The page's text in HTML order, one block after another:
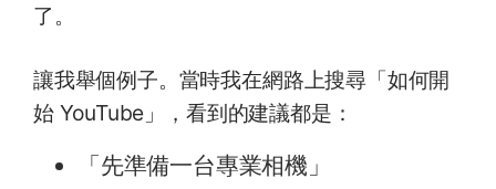
了。
讓我舉個例子。當時我在網路上搜尋「如何開
始 YouTube」，看到的建議都是：
「先準備一台專業相機」